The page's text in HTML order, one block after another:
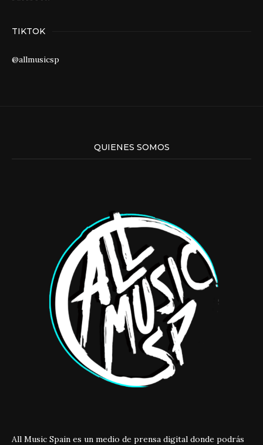
TIKTOK
@allmusicsp
QUIENES SOMOS
All Music Spain es un medio de prensa digital donde podrás